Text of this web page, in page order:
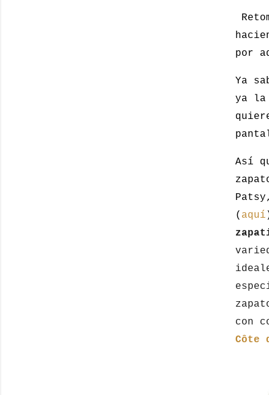
por
Ya
ya la
Así
( aquí
con
Côte